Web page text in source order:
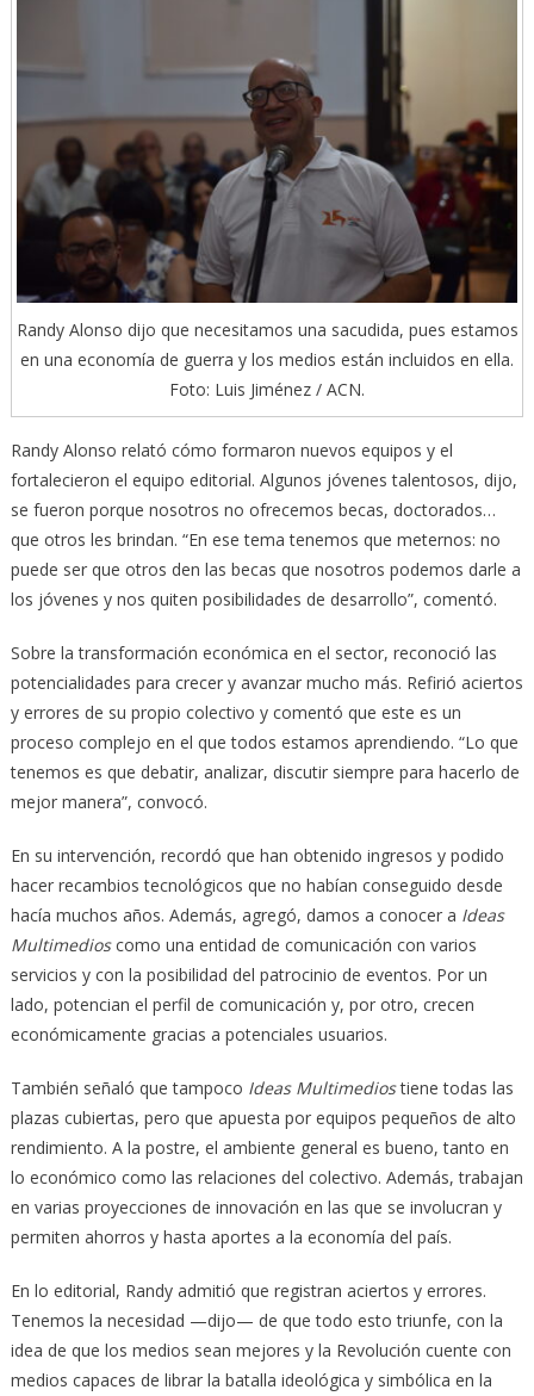
Randy Alonso dijo que necesitamos una sacudida, pues estamos
en una economía de guerra y los medios están incluidos en ella.
Foto: Luis Jiménez / ACN.
Randy Alonso relató cómo formaron nuevos equipos y el
fortalecieron el equipo editorial. Algunos jóvenes talentosos, dijo,
se fueron porque nosotros no ofrecemos becas, doctorados…
que otros les brindan. “En ese tema tenemos que meternos: no
puede ser que otros den las becas que nosotros podemos darle a
los jóvenes y nos quiten posibilidades de desarrollo”, comentó.
Sobre la transformación económica en el sector, reconoció las
potencialidades para crecer y avanzar mucho más. Refirió aciertos
y errores de su propio colectivo y comentó que este es un
proceso complejo en el que todos estamos aprendiendo. “Lo que
tenemos es que debatir, analizar, discutir siempre para hacerlo de
mejor manera”, convocó.
En su intervención, recordó que han obtenido ingresos y podido
hacer recambios tecnológicos que no habían conseguido desde
hacía muchos años. Además, agregó, damos a conocer a Ideas
Multimedioscomo una entidad de comunicación con varios
servicios y con la posibilidad del patrocinio de eventos. Por un
lado, potencian el perfil de comunicación y, por otro, crecen
económicamente gracias a potenciales usuarios.
También señaló que tampoco Ideas Multimediostiene todas las
plazas cubiertas, pero que apuesta por equipos pequeños de alto
rendimiento. A la postre, el ambiente general es bueno, tanto en
lo económico como las relaciones del colectivo. Además, trabajan
en varias proyecciones de innovación en las que se involucran y
permiten ahorros y hasta aportes a la economía del país.
En lo editorial, Randy admitió que registran aciertos y errores.
Tenemos la necesidad —dijo— de que todo esto triunfe, con la
idea de que los medios sean mejores y la Revolución cuente con
medios capaces de librar la batalla ideológica y simbólica en la